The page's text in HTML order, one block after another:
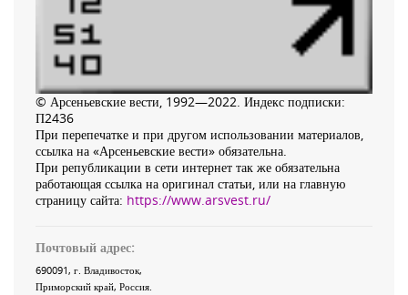
© Арсеньевские вести, 1992—2022. Индекс подписки:
П2436
При перепечатке и при другом использовании материалов,
ссылка на «Арсеньевские вести» обязательна.
При републикации в сети интернет так же обязательна
работающая ссылка на оригинал статьи, или на главную
страницу сайта: https://www.arsvest.ru/
Почтовый адрес:
690091, г. Владивосток,
Приморский край, Россия